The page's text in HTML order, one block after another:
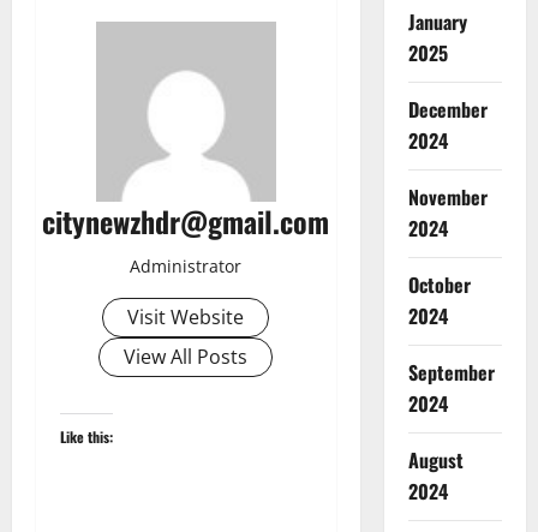
citynewzhdr@gmail.com
Administrator
Visit Website
View All Posts
Like this:
January
2025
December
2024
November
2024
October
2024
September
2024
August
2024